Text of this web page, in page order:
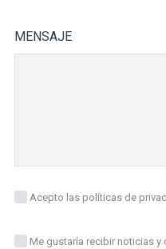
MENSAJE
Acepto las políticas de
Me gustaría recibir noticias